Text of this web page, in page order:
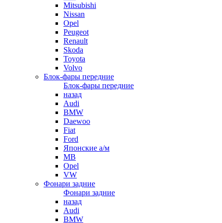
Mitsubishi
Nissan
Opel
Peugeot
Renault
Skoda
Toyota
Volvo
Блок-фары передние
Блок-фары передние
назад
Audi
BMW
Daewoo
Fiat
Ford
Японские а/м
MB
Opel
VW
Фонари задние
Фонари задние
назад
Audi
BMW